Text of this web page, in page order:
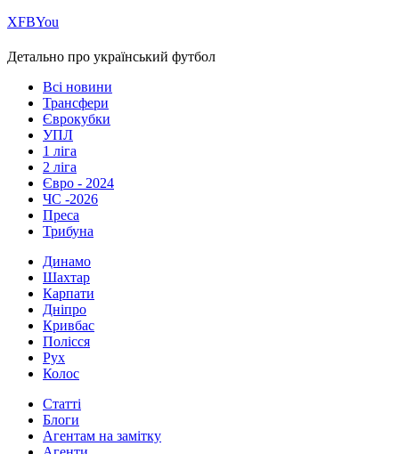
ХFBYou
Детально про український футбол
Всі новини
Трансфери
Єврокубки
УПЛ
1 ліга
2 ліга
Євро - 2024
ЧС -2026
Преса
Трибуна
Динамо
Шахтар
Карпати
Дніпро
Кривбас
Полісся
Рух
Колос
Статті
Блоги
Агентам на замітку